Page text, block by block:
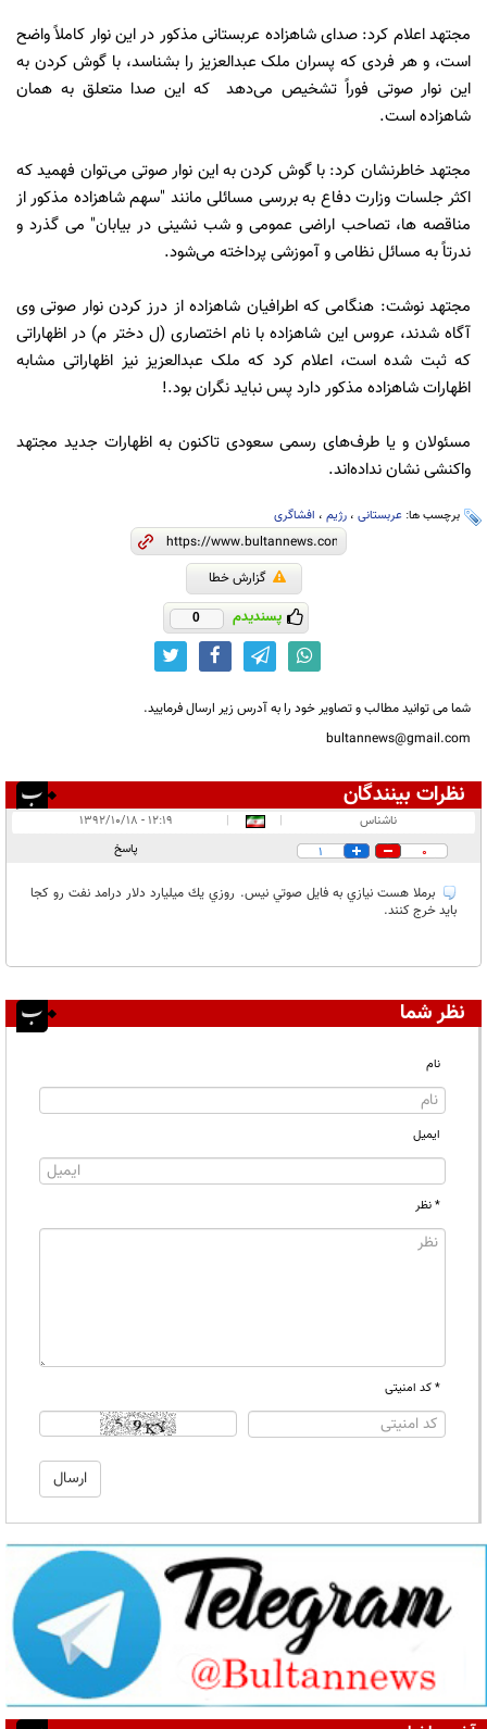
مجتهد اعلام کرد: صدای شاهزاده عربستانی مذکور در این نوار کاملاً واضح
است، و هر فردی که پسران ملک عبدالعزیز را بشناسد، با گوش کردن به
این نوار صوتی فوراً تشخیص می‌دهد که این صدا متعلق به همان
شاهزاده است.
مجتهد خاطرنشان کرد: با گوش کردن به این نوار صوتی می‌توان فهمید که
اکثر جلسات وزارت دفاع به بررسی مسائلی مانند "سهم شاهزاده مذکور از
مناقصه ها، تصاحب اراضی عمومی و شب نشینی در بیابان" می گذرد و
ندرتاً به مسائل نظامی و آموزشی پرداخته می‌شود.
مجتهد نوشت: هنگامی که اطرافیان شاهزاده از درز کردن نوار صوتی وی
آگاه شدند، عروس این شاهزاده با نام اختصاری (ل دختر م) در اظهاراتی
که ثبت شده است، اعلام کرد که ملک عبدالعزیز نیز اظهاراتی مشابه
اظهارات شاهزاده مذکور دارد پس نباید نگران بود.!
مسئولان و یا طرف‌های رسمی سعودی تاکنون به اظهارات جدید مجتهد
واکنشی نشان نداده‌اند.
برچسب ها: عربستانی ، رژیم ، افشاگری
گزارش خطا
پسندیدم 0
شما می توانید مطالب و تصاویر خود را به آدرس زیر ارسال فرمایید.
bultannews@gmail.com
نظرات بینندگان
در انتظار بررسی:۱
ناشناس |
|
۱۲:۱۹ - ۱۳۹۲/۱۰/۱۸
0
1 پاسخ
برملا هست نيازي به فايل صوتي نيس. روزي يك ميليارد دلار درامد نفت رو كجا
بايد خرج كنند.
نظر شما
نام
ایمیل
* نظر
* کد امنیتی